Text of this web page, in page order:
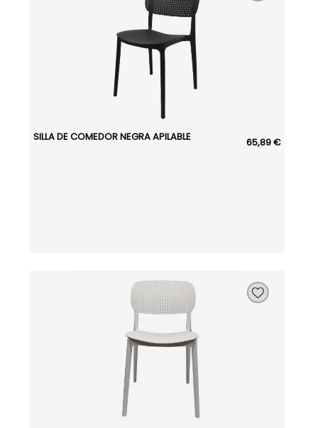
SILLA DE COMEDOR NEGRA APILABLE 65,89 €